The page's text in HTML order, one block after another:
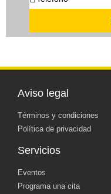
Aviso legal
Términos y condiciones
Política de privacidad
Servicios
Eventos
Programa una cita